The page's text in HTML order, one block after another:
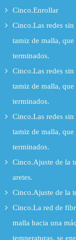
Cinco.Enrollar
Cinco.Las redes
tamiz de malla,
terminados.
Cinco.Las redes
tamiz de malla,
terminados.
Cinco.Las redes
tamiz de malla,
terminados.
Cinco.Ajuste de la
aretes.
Cinco.Ajuste de la
Cinco.La red de
malla hacia una
temperaturas, se